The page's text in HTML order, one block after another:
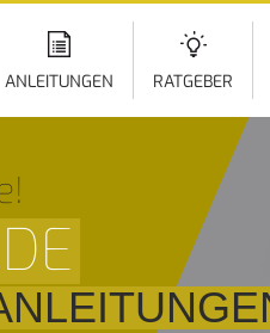
ANLEITUNGEN RATGEBER